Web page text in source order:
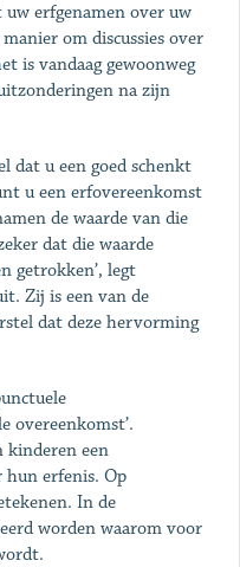
erfgenamen over uw
om discussies over
is vandaag gewoonweg
na zijn
dat u een goed schenkt
u een erfovereenkomst
de waarde van die
dat die waarde
getrokken’, legt
Zij is een van de
dat deze hervorming
overeenkomst’.
kinderen een
hun erfenis. Op
In de
worden waarom voor